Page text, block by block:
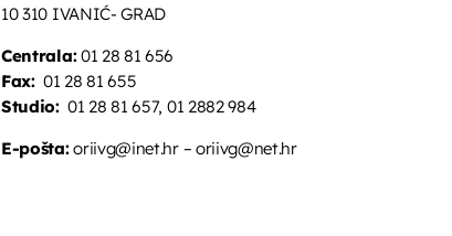
10 310 IVANIĆ- GRAD
Centrala:01 28 81 656
Fax:01 28 81 655
Studio:01 28 81 657, 01 2882 984
E-pošta:oriivg@inet.hr – oriivg@net.hr